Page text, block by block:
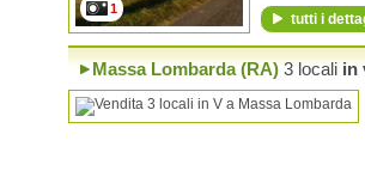
1
tutti i
Massa Lombarda (RA) 3 locali in